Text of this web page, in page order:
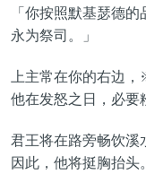
「你按照默基瑟德的
永为祭司。」
上主常在你的右边
他在发怒之日，必要
君王将在路旁畅饮
因此，他将挺胸抬头。